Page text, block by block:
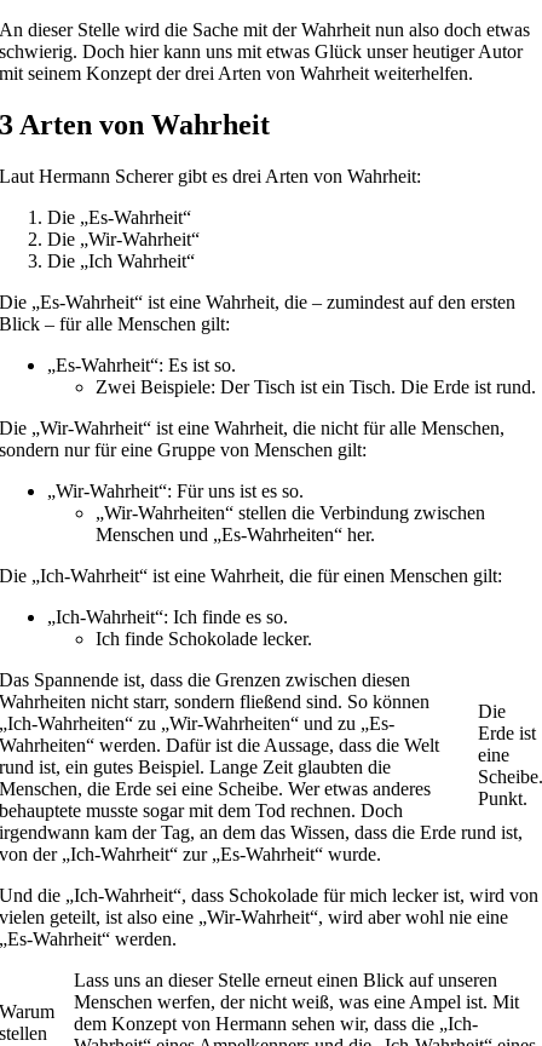
An dieser Stelle wird die Sache mit der Wahrheit nun also doch etwas
schwierig. Doch hier kann uns mit etwas Glück unser heutiger Autor
mit seinem Konzept der drei Arten von Wahrheit weiterhelfen.
3 Arten von Wahrheit
Laut Hermann Scherer gibt es drei Arten von Wahrheit:
Die „Es-Wahrheit“
Die „Wir-Wahrheit“
Die „Ich Wahrheit“
Die „Es-Wahrheit“ ist eine Wahrheit, die – zumindest auf den ersten
Blick – für alle Menschen gilt:
„Es-Wahrheit“: Es ist so.
Zwei Beispiele: Der Tisch ist ein Tisch. Die Erde ist rund.
Die „Wir-Wahrheit“ ist eine Wahrheit, die nicht für alle Menschen,
sondern nur für eine Gruppe von Menschen gilt:
„Wir-Wahrheit“: Für uns ist es so.
„Wir-Wahrheiten“ stellen die Verbindung zwischen
Menschen und „Es-Wahrheiten“ her.
Die „Ich-Wahrheit“ ist eine Wahrheit, die für einen Menschen gilt:
„Ich-Wahrheit“: Ich finde es so.
Ich finde Schokolade lecker.
Die
Erde ist
eine
Scheibe.
Punkt.
Das Spannende ist, dass die Grenzen zwischen diesen
Wahrheiten nicht starr, sondern fließend sind. So können
„Ich-Wahrheiten“ zu „Wir-Wahrheiten“ und zu „Es-
Wahrheiten“ werden. Dafür ist die Aussage, dass die Welt
rund ist, ein gutes Beispiel. Lange Zeit glaubten die
Menschen, die Erde sei eine Scheibe. Wer etwas anderes
behauptete musste sogar mit dem Tod rechnen. Doch
irgendwann kam der Tag, an dem das Wissen, dass die Erde rund ist,
von der „Ich-Wahrheit“ zur „Es-Wahrheit“ wurde.
Und die „Ich-Wahrheit“, dass Schokolade für mich lecker ist, wird von
vielen geteilt, ist also eine „Wir-Wahrheit“, wird aber wohl nie eine
„Es-Wahrheit“ werden.
Warum
stellen
Lass uns an dieser Stelle erneut einen Blick auf unseren
Menschen werfen, der nicht weiß, was eine Ampel ist. Mit
dem Konzept von Hermann sehen wir, dass die „Ich-